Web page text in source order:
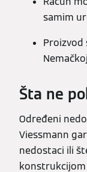
samim
Nemačkoj
Šta ne
Određeni
Viessmann
nedostaci ili
konstrukcijom